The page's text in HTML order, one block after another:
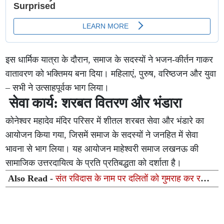
इस धार्मिक यात्रा के दौरान, समाज के सदस्यों ने भजन-कीर्तन गाकर
वातावरण को भक्तिमय बना दिया। महिलाएं, पुरुष, वरिष्ठजन और युवा
– सभी ने उत्साहपूर्वक भाग लिया।
सेवा कार्य: शरबत वितरण और भंडारा
कोनेश्वर महादेव मंदिर परिसर में शीतल शरबत सेवा और भंडारे का
आयोजन किया गया, जिसमें समाज के सदस्यों ने जनहित में सेवा
भावना से भाग लिया। यह आयोजन माहेश्वरी समाज लखनऊ की
सामाजिक उत्तरदायित्व के प्रति प्रतिबद्धता को दर्शाता है।
Also Read -संत रविदास के नाम पर दलितों को गुमराह कर रही
भाजपा: नेत्रपाल सिंह अठवाल